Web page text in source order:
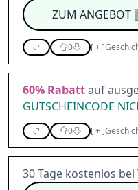
ZUM ANGEBOT
0 [+]
60% Rabattauf
GUTSCHEINCODE
0 [+]
30 Tage kostenlos